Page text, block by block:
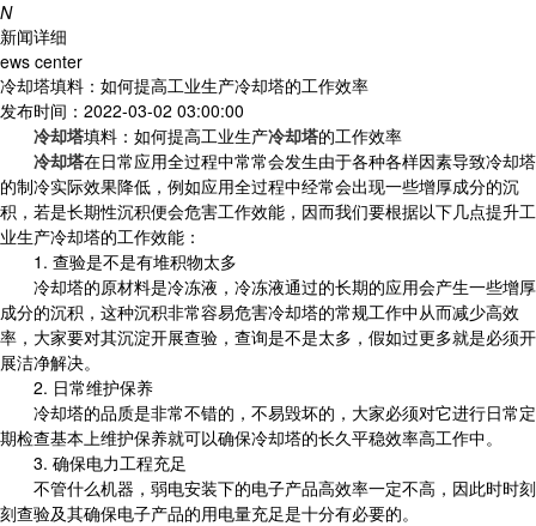
N
新闻详细
ews center
冷却塔填料：如何提高工业生产冷却塔的工作效率
发布时间：2022-03-02 03:00:00
冷却塔填料：如何提高工业生产冷却塔的工作效率
冷却塔在日常应用全过程中常常会发生由于各种各样因素导致冷却塔
的制冷实际效果降低，例如应用全过程中经常会出现一些增厚成分的沉
积，若是长期性沉积便会危害工作效能，因而我们要根据以下几点提升工
业生产冷却塔的工作效能：
1. 查验是不是有堆积物太多
冷却塔的原材料是冷冻液，冷冻液通过的长期的应用会产生一些增厚
成分的沉积，这种沉积非常容易危害冷却塔的常规工作中从而减少高效
率，大家要对其沉淀开展查验，查询是不是太多，假如过更多就是必须开
展洁净解决。
2. 日常维护保养
冷却塔的品质是非常不错的，不易毁坏的，大家必须对它进行日常定
期检查基本上维护保养就可以确保冷却塔的长久平稳效率高工作中。
3. 确保电力工程充足
不管什么机器，弱电安装下的电子产品高效率一定不高，因此时时刻
刻查验及其确保电子产品的用电量充足是十分有必要的。